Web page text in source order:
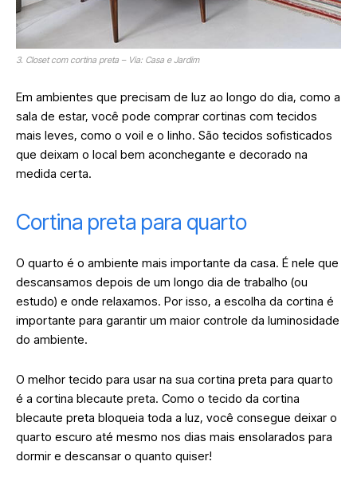
3. Closet com cortina preta – Via: Casa e Jardim
Em ambientes que precisam de luz ao longo do dia, como a
sala de estar, você pode comprar cortinas com tecidos
mais leves, como o voil e o linho. São tecidos sofisticados
que deixam o local bem aconchegante e decorado na
medida certa.
Cortina preta para quarto
O quarto é o ambiente mais importante da casa. É nele que
descansamos depois de um longo dia de trabalho (ou
estudo) e onde relaxamos. Por isso, a escolha da cortina é
importante para garantir um maior controle da luminosidade
do ambiente.
O melhor tecido para usar na sua cortina preta para quarto
é a cortina blecaute preta. Como o tecido da cortina
blecaute preta bloqueia toda a luz, você consegue deixar o
quarto escuro até mesmo nos dias mais ensolarados para
dormir e descansar o quanto quiser!